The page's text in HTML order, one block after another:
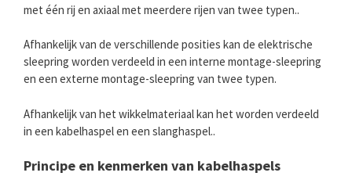
met één rij en axiaal met meerdere rijen van twee typen..
Afhankelijk van de verschillende posities kan de elektrische
sleepring worden verdeeld in een interne montage-sleepring
en een externe montage-sleepring van twee typen.
Afhankelijk van het wikkelmateriaal kan het worden verdeeld
in een kabelhaspel en een slanghaspel..
Principe en kenmerken van kabelhaspels